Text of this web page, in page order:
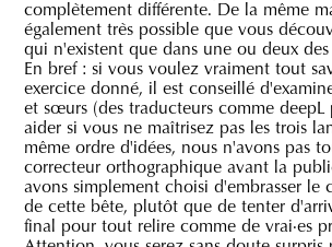
complètement différente. De la même
également très possible que vous
qui n'existent que dans une ou deux des
En bref : si vous voulez vraiment tout
exercice donné, il est conseillé
et sœurs (des traducteurs comme deepL
aider si vous ne maîtrisez pas les trois
même ordre d'idées, nous n'avons pas
correcteur orthographique avant la
avons simplement choisi d'embrasser le
de cette bête, plutôt que de tenter
final pour tout relire comme de vrai·es